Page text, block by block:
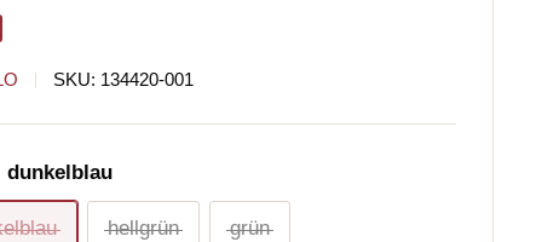
SKU: 134420-001
dunkelblau
hellgrün grün